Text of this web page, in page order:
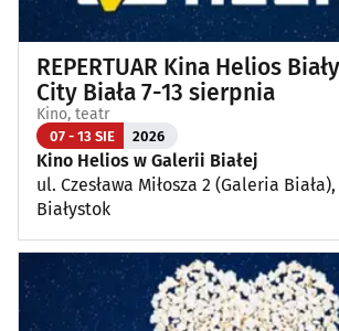
REPERTUAR Kina Helios
City Biała 7-13 sierpnia
Kino, teatr
07 - 13 SIE 2026
Kino Helios w Galerii Białej
ul. Czesława Miłosza 2 (Galeria Biała),
Białystok